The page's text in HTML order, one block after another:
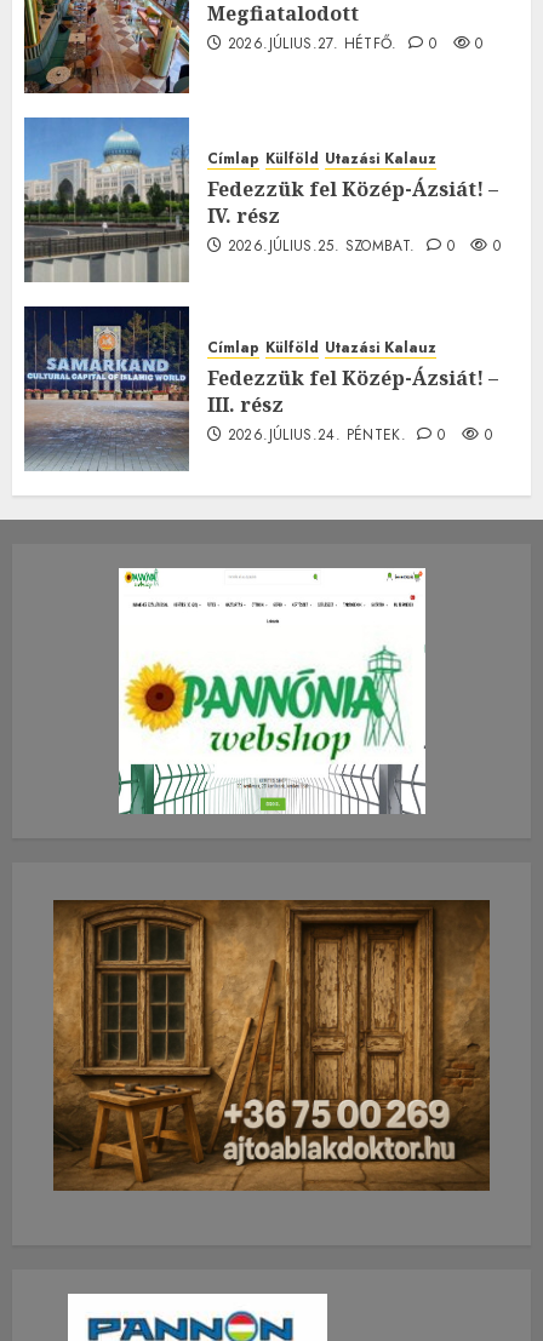
Megfiatalodott
2026.JÚLIUS.27. HÉTFŐ. 0 0
Címlap Külföld Utazási Kalauz
Fedezzük fel Közép-Ázsiát! –
IV. rész
2026.JÚLIUS.25. SZOMBAT. 0 0
Címlap Külföld Utazási Kalauz
Fedezzük fel Közép-Ázsiát! –
III. rész
2026.JÚLIUS.24. PÉNTEK. 0 0